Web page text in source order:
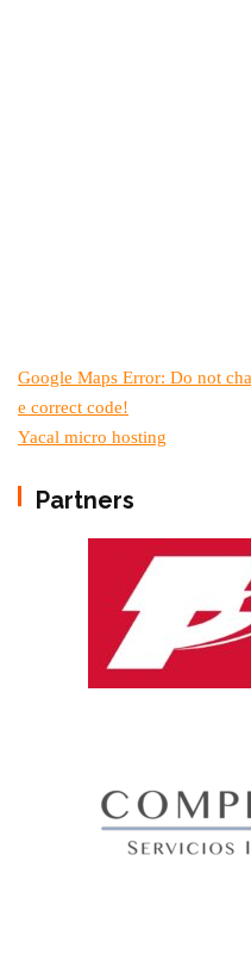
Google Maps Error: Do not
e correct code!
Yacal micro hosting
Partners